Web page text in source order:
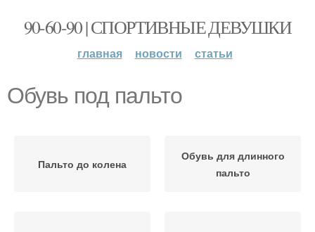
90-60-90 | СПОРТИВНЫЕ ДЕВУШКИ
главная новости статьи
Обувь под пальто
Пальто до колена
Обувь для длинного
пальто